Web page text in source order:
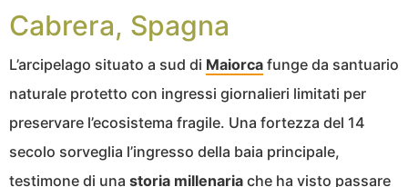
Cabrera, Spagna
L’arcipelago situato a sud di Maiorca funge da santuario
naturale protetto con ingressi giornalieri limitati per
preservare l’ecosistema fragile. Una fortezza del 14
secolo sorveglia l’ingresso della baia principale,
testimone di una storia millenaria che ha visto passare